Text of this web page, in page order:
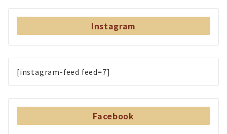
Instagram
[instagram-feed feed=7]
Facebook